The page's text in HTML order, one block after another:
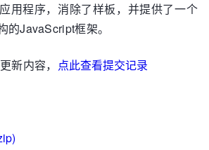
用程序，消除了样板，并提供了一个
的JavaScript框架。
新内容， 点此查看提交记录